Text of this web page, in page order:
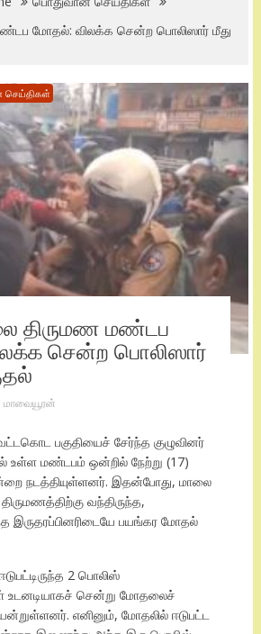
மோதல்: விலக்க சென்ற பொலிஸார் மீது
செய்திகள்
திருமண மண்டப
சென்ற பொலிஸார்
மாவையூரன்
பகுதியைச் சேர்ந்த குழுவினர்
உள்ள மண்டபம் ஒன்றில் நேற்று (17)
நடத்தியுள்ளனர். இதன்போது, மாலை
வந்திருந்த,
இருதரப்பினரிடையே பயங்கர மோதல்
2 பொலிஸ்
உடனடியாகச் சென்று மோதலைச்
எனினும், மோதலில் ஈடுபட்ட